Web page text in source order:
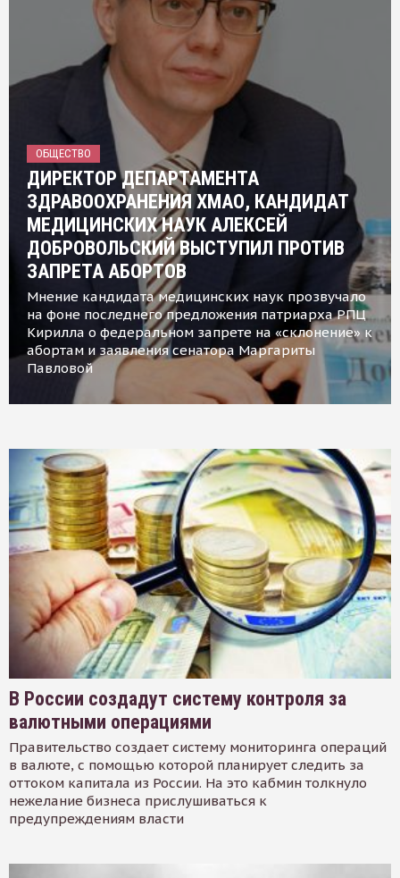
ОБЩЕСТВО
ДИРЕКТОР ДЕПАРТАМЕНТА
ЗДРАВООХРАНЕНИЯ ХМАО, КАНДИДАТ
МЕДИЦИНСКИХ НАУК АЛЕКСЕЙ
ДОБРОВОЛЬСКИЙ ВЫСТУПИЛ ПРОТИВ
ЗАПРЕТА АБОРТОВ
Мнение кандидата медицинских наук прозвучало
на фоне последнего предложения патриарха РПЦ
Кирилла о федеральном запрете на «склонение» к
абортам и заявления сенатора Маргариты
Павловой
В России создадут систему контроля за
валютными операциями
Правительство создает систему мониторинга операций
в валюте, с помощью которой планирует следить за
оттоком капитала из России. На это кабмин толкнуло
нежелание бизнеса прислушиваться к
предупреждениям власти